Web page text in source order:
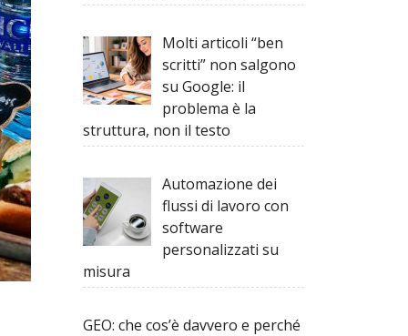
Molti articoli “ben
scritti” non salgono
su Google: il
problema è la
struttura, non il testo
Automazione dei
flussi di lavoro con
software
personalizzati su
misura
GEO: che cos’è davvero e perché